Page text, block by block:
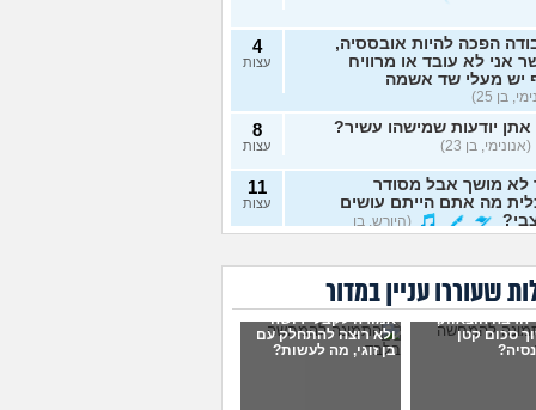
הפכה להיות אובססיה,
אני לא עובד או מרוויח
יש מעלי שד אשמה
בן 25)
4
עצות
אתן יודעות שמישהו עשיר?
(אנונימי, בן 23)
8
עצות
לא מושך אבל מסודר
מה אתם הייתם עושים
(היורש, בן
11
עצות
במצוקה (מישהי, בת 30)
יש לכם עצות לגבי הבדל
בזוגיות?
(כינוי, בן 23)
7
שעוררו עניין במדור
הרבה הוצאות,
סכום קטן
אמורה לקבל ירושה
ולא רוצה להתחלק עם
בן זוגי, מה לעשות?